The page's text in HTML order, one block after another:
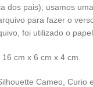
pais), usamos
para fazer o
foi utilizado o
cm x 6 cm x 4 cm.
Cameo, Curio